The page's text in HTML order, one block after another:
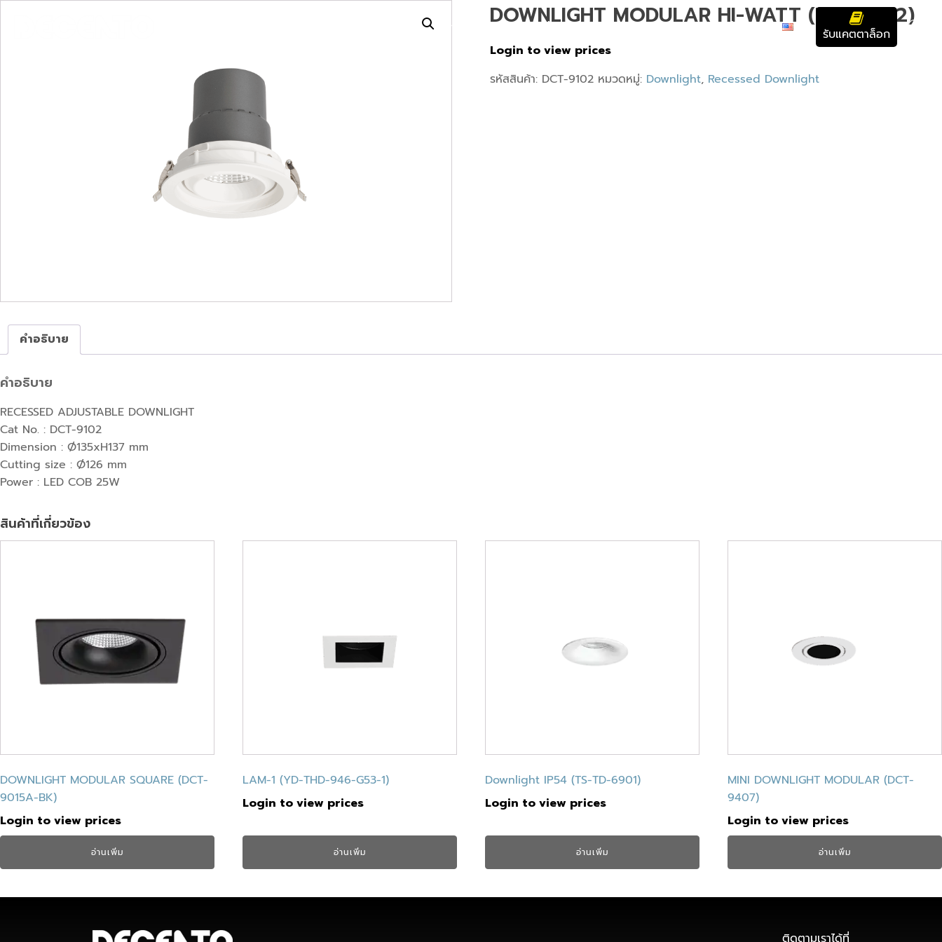
หน้าแรกเกี่ยวกับเรา สินค้า โปรเจค บทความ ติดต่อเรา รับแคตตาล็อก
DOWNLIGHT MODULAR HI-WATT (DCT-9102)
Login to view prices
รหัสสินค้า: DCT-9102 หมวดหมู่: Downlight, Recessed Downlight
คำอธิบาย
คำอธิบาย
RECESSED ADJUSTABLE DOWNLIGHT
Cat No. : DCT-9102
Dimension : Ø135xH137 mm
Cutting size : Ø126 mm
Power : LED COB 25W
สินค้าที่เกี่ยวข้อง
DOWNLIGHT MODULAR SQUARE (DCT-
9015A-BK)
Login to view prices
อ่านเพิ่ม
LAM-1 (YD-THD-946-G53-1)
Login to view prices
อ่านเพิ่ม
Downlight IP54 (TS-TD-6901)
Login to view prices
อ่านเพิ่ม
MINI DOWNLIGHT MODULAR (DCT-
9407)
Login to view prices
อ่านเพิ่ม
ติดตามเราได้ที่